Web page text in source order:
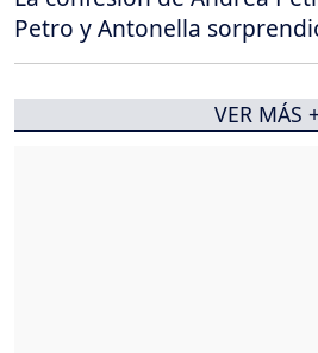
Petro y Antonella
VER MÁS